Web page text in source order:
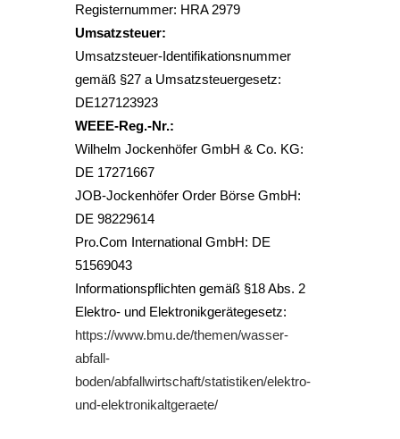
Registernummer: HRA 2979
Umsatzsteuer:
Umsatzsteuer-Identifikationsnummer
gemäß §27 a Umsatzsteuergesetz:
DE127123923
WEEE-Reg.-Nr.:
Wilhelm Jockenhöfer GmbH & Co. KG:
DE 17271667
JOB-Jockenhöfer Order Börse GmbH:
DE 98229614
Pro.Com International GmbH: DE
51569043
Informationspflichten gemäß §18 Abs. 2
Elektro- und Elektronikgerätegesetz:
https://www.bmu.de/themen/wasser-
abfall-
boden/abfallwirtschaft/statistiken/elektro-
und-elektronikaltgeraete/